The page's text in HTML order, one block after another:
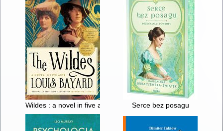
Wildes : a novel in five acts Serce bez posagu